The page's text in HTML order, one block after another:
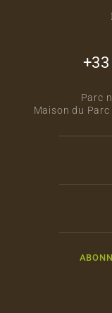
Parc
Maison du